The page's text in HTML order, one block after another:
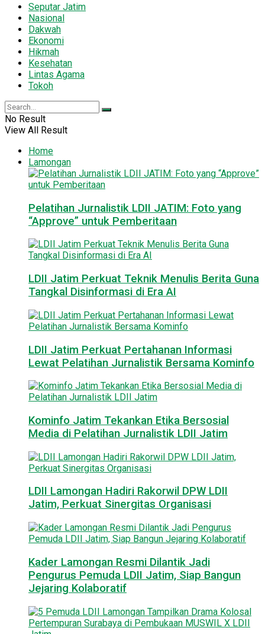
Seputar Jatim
Nasional
Dakwah
Ekonomi
Hikmah
Kesehatan
Lintas Agama
Tokoh
No Result
View All Result
Home
Lamongan
Pelatihan Jurnalistik LDII JATIM: Foto yang
“Approve” untuk Pemberitaan
LDII Jatim Perkuat Teknik Menulis Berita Guna
Tangkal Disinformasi di Era AI
LDII Jatim Perkuat Pertahanan Informasi
Lewat Pelatihan Jurnalistik Bersama Kominfo
Kominfo Jatim Tekankan Etika Bersosial
Media di Pelatihan Jurnalistik LDII Jatim
LDII Lamongan Hadiri Rakorwil DPW LDII
Jatim, Perkuat Sinergitas Organisasi
Kader Lamongan Resmi Dilantik Jadi
Pengurus Pemuda LDII Jatim, Siap Bangun
Jejaring Kolaboratif